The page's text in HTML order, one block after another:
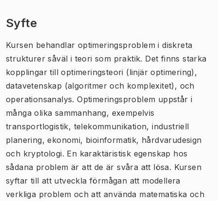
Syfte
Kursen behandlar optimeringsproblem i diskreta
strukturer såväl i teori som praktik. Det finns starka
kopplingar till optimeringsteori (linjär optimering),
datavetenskap (algoritmer och komplexitet), och
operationsanalys. Optimeringsproblem uppstår i
många olika sammanhang, exempelvis
transportlogistik, telekommunikation, industriell
planering, ekonomi, bioinformatik, hårdvarudesign
och kryptologi. En karaktäristisk egenskap hos
sådana problem är att de är svåra att lösa. Kursen
syftar till att utveckla förmågan att modellera
verkliga problem och att använda matematiska och